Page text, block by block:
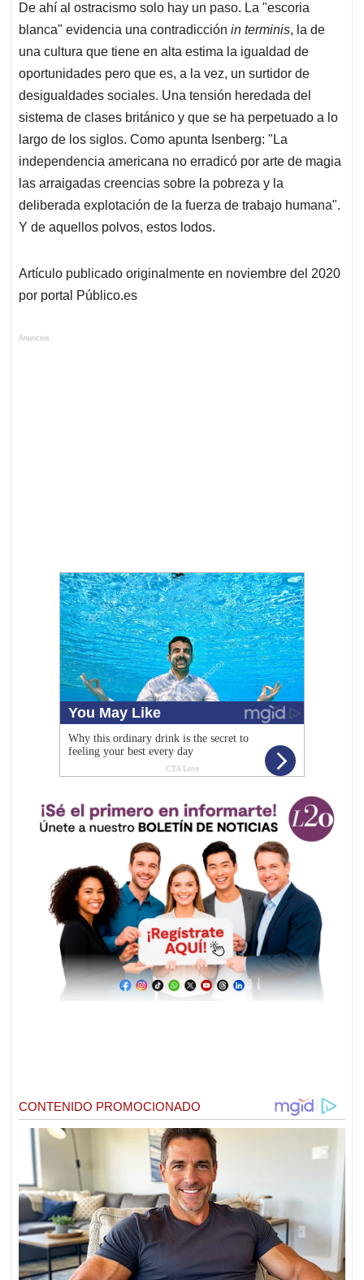
De ahí al ostracismo solo hay un paso. La "escoria
blanca" evidencia una contradicción in terminis, la de
una cultura que tiene en alta estima la igualdad de
oportunidades pero que es, a la vez, un surtidor de
desigualdades sociales. Una tensión heredada del
sistema de clases británico y que se ha perpetuado a lo
largo de los siglos. Como apunta Isenberg: "La
independencia americana no erradicó por arte de magia
las arraigadas creencias sobre la pobreza y la
deliberada explotación de la fuerza de trabajo humana".
Y de aquellos polvos, estos lodos.
Artículo publicado originalmente en noviembre del 2020
por portal Público.es
Anuncios.